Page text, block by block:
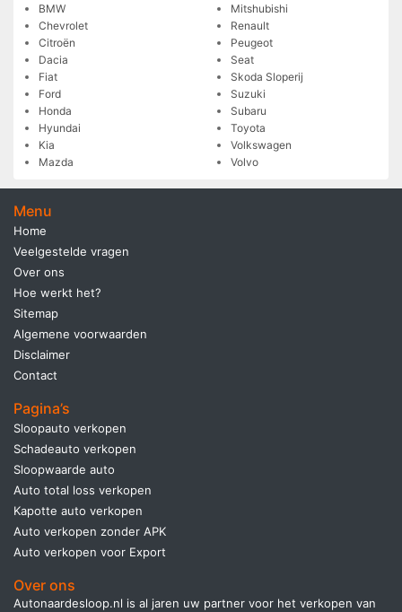
BMW
Chevrolet
Citroën
Dacia
Fiat
Ford
Honda
Hyundai
Kia
Mazda
Mitshubishi
Renault
Peugeot
Seat
Skoda Sloperij
Suzuki
Subaru
Toyota
Volkswagen
Volvo
Menu
Home
Veelgestelde vragen
Over ons
Hoe werkt het?
Sitemap
Algemene voorwaarden
Disclaimer
Contact
Pagina’s
Sloopauto verkopen
Schadeauto verkopen
Sloopwaarde auto
Auto total loss verkopen
Kapotte auto verkopen
Auto verkopen zonder APK
Auto verkopen voor Export
Over ons
Autonaardesloop.nl is al jaren uw partner voor het verkopen van